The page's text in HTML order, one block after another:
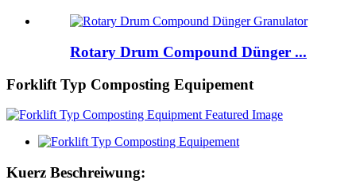
Rotary Drum Compound Dünger ...
Forklift Typ Composting Equipement
Kuerz Beschreiwung: